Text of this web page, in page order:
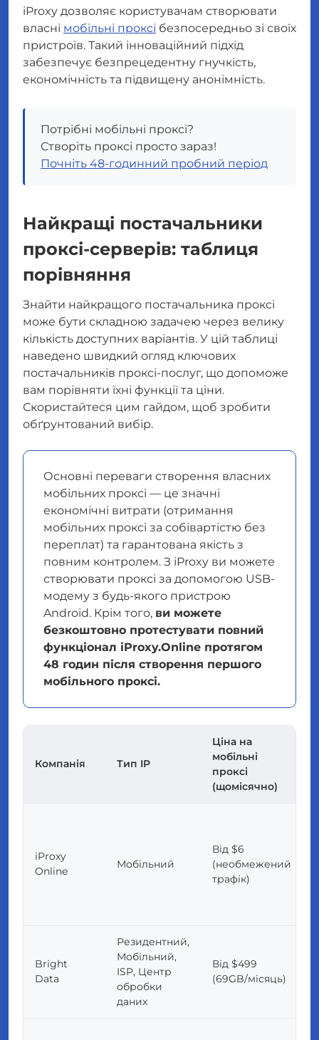
iProxy дозволяє користувачам створювати
власні мобільні проксі безпосередньо зі своїх
пристроїв. Такий інноваційний підхід
забезпечує безпрецедентну гнучкість,
економічність та підвищену анонімність.
Потрібні мобільні проксі?
Створіть проксі просто зараз!
Почніть 48-годинний пробний період
Найкращі постачальники
проксі-серверів: таблиця
порівняння
Знайти найкращого постачальника проксі
може бути складною задачею через велику
кількість доступних варіантів. У цій таблиці
наведено швидкий огляд ключових
постачальників проксі-послуг, що допоможе
вам порівняти їхні функції та ціни.
Скористайтеся цим гайдом, щоб зробити
обґрунтований вибір.
Основні переваги створення власних
мобільних проксі — це значні
економічні витрати (отримання
мобільних проксі за собівартістю без
переплат) та гарантована якість з
повним контролем. З iProxy ви можете
створювати проксі за допомогою USB-
модему з будь-якого пристрою
Android. Крім того, ви можете
безкоштовно протестувати повний
функціонал iProxy.Online протягом
48 годин після створення першого
мобільного проксі.
Компанія Тип IP
Ціна на
мобільні
проксі
(щомісячно)
iProxy
Online
Мобільний
Від $6
(необмежений
трафік)
Bright
Data
Резидентний,
Мобільний,
ISP, Центр
обробки
даних
Від $499
(69GB/місяць)